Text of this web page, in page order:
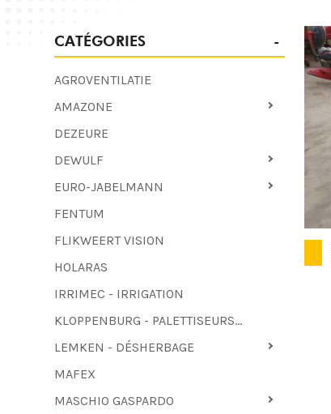
CATÉGORIES
AGROVENTILATIE
AMAZONE
DEZEURE
DEWULF
EURO-JABELMANN
FENTUM
FLIKWEERT VISION
HOLARAS
IRRIMEC - IRRIGATION
KLOPPENBURG - PALETTISEURS - TIREUR DE FANES
LEMKEN - DÉSHERBAGE
MAFEX
MASCHIO GASPARDO